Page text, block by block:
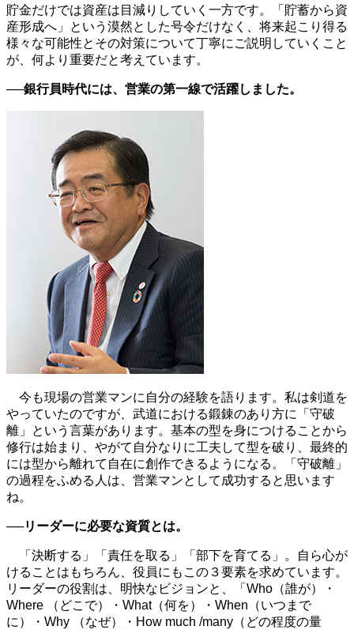
貯金だけでは資産は目減りしていく一方です。「貯蓄から資
産形成へ」という漠然とした号令だけなく、将来起こり得る
様々な可能性とその対策について丁寧にご説明していくこと
が、何より重要だと考えています。
──銀行員時代には、営業の第一線で活躍しました。
今も現場の営業マンに自分の経験を語ります。私は剣道を
やっていたのですが、武道における鍛錬のあり方に「守破
離」という言葉があります。基本の型を身につけることから
修行は始まり、やがて自分なりに工夫して型を破り、最終的
には型から離れて自在に創作できるようになる。「守破離」
の過程をふめる人は、営業マンとして成功すると思います
ね。
──リーダーに必要な資質とは。
「決断する」「責任を取る」「部下を育てる」。自ら心が
けることはもちろん、役員にもこの３要素を求めています。
リーダーの役割は、明快なビジョンと、「Who（誰が）・
Where （どこで）・What（何を）・When（いつまで
に）・Why （なぜ）・How much /many（どの程度の量